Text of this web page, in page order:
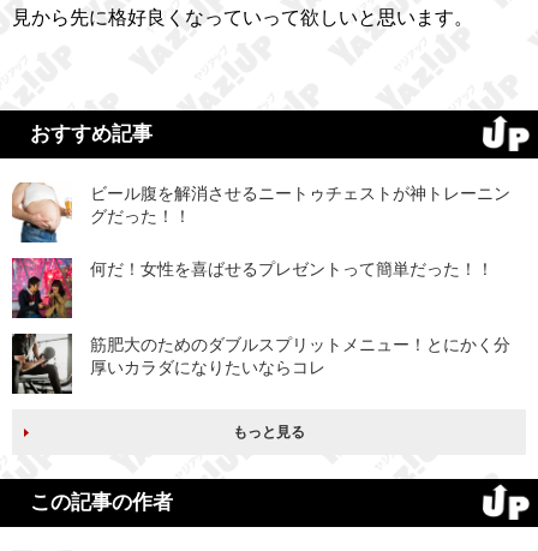
見から先に格好良くなっていって欲しいと思います。
おすすめ記事
ビール腹を解消させるニートゥチェストが神トレーニン
グだった！！
何だ！女性を喜ばせるプレゼントって簡単だった！！
筋肥大のためのダブルスプリットメニュー！とにかく分
厚いカラダになりたいならコレ
もっと見る
この記事の作者